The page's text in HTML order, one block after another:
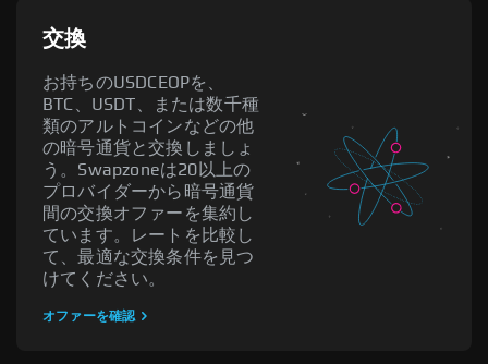
交換
お持ちのUSDCEOPを、
BTC、USDT、または数千種
類のアルトコインなどの他
の暗号通貨と交換しましょ
う。Swapzoneは20以上の
プロバイダーから暗号通貨
間の交換オファーを集約し
ています。レートを比較し
て、最適な交換条件を見つ
けてください。
オファーを確認